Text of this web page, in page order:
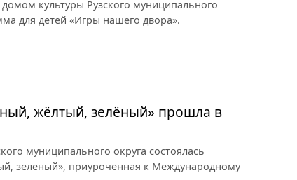
культуры Рузского муниципального
для детей «Игры нашего двора».
жёлтый, зелёный» прошла в
муниципального округа состоялась
зеленый», приуроченная к Международному